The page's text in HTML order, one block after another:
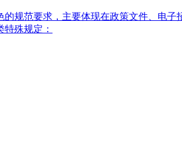
规范要求，主要体现在政策文件、电
殊规定：